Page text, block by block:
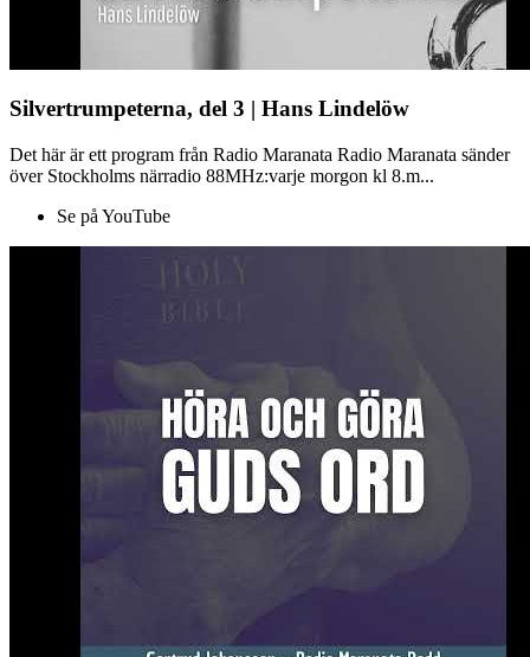
Silvertrumpeterna, del 3 | Hans Lindelöw
Det här är ett program från Radio Maranata Radio Maranata sänder
över Stockholms närradio 88MHz:varje morgon kl 8.m...
Se på YouTube